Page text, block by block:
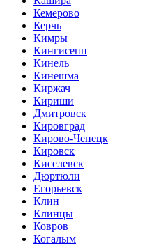
Кемерово
Керчь
Кимры
Кингисепп
Кинель
Кинешма
Киржач
Кириши
Дмитровск
Кировград
Кирово-Чепецк
Кировск
Киселевск
Дюртюли
Егорьевск
Клин
Клинцы
Ковров
Когалым